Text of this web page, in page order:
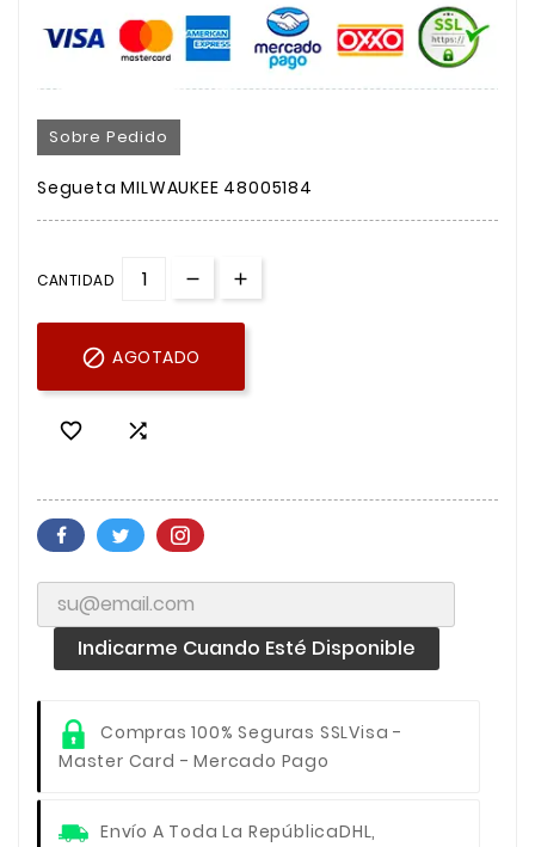
Sobre Pedido
Segueta MILWAUKEE 48005184
CANTIDAD
 AGOTADO
 
Indicarme Cuando Esté Disponible
Compras 100% Seguras SSLVisa -
Master Card - Mercado Pago
Envío A Toda La RepúblicaDHL,